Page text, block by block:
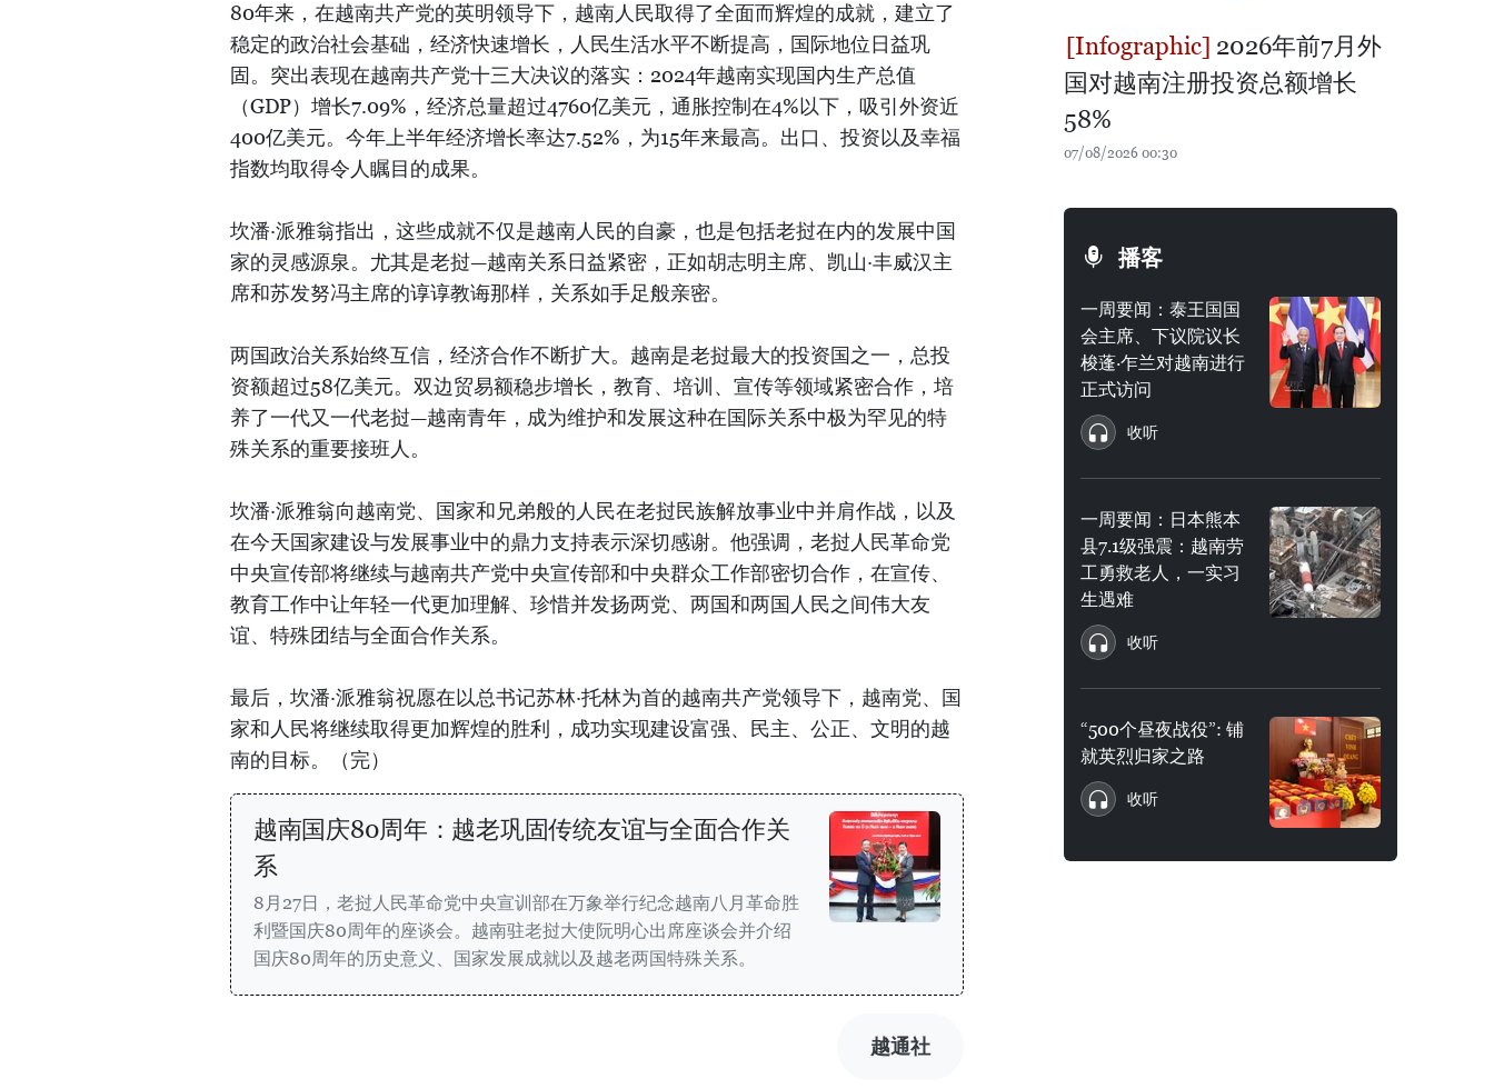
80年来，在越南共产党的英明领导下，越南人民取得了全面而辉煌的成就，建立了
稳定的政治社会基础，经济快速增长，人民生活水平不断提高，国际地位日益巩
固。突出表现在越南共产党十三大决议的落实：2024年越南实现国内生产总值
（GDP）增长7.09%，经济总量超过4760亿美元，通胀控制在4%以下，吸引外资近
400亿美元。今年上半年经济增长率达7.52%，为15年来最高。出口、投资以及幸福
指数均取得令人瞩目的成果。
坎潘·派雅翁指出，这些成就不仅是越南人民的自豪，也是包括老挝在内的发展中国
家的灵感源泉。尤其是老挝—越南关系日益紧密，正如胡志明主席、凯山·丰威汉主
席和苏发努冯主席的谆谆教诲那样，关系如手足般亲密。
两国政治关系始终互信，经济合作不断扩大。越南是老挝最大的投资国之一，总投
资额超过58亿美元。双边贸易额稳步增长，教育、培训、宣传等领域紧密合作，培
养了一代又一代老挝—越南青年，成为维护和发展这种在国际关系中极为罕见的特
殊关系的重要接班人。
坎潘·派雅翁向越南党、国家和兄弟般的人民在老挝民族解放事业中并肩作战，以及
在今天国家建设与发展事业中的鼎力支持表示深切感谢。他强调，老挝人民革命党
中央宣传部将继续与越南共产党中央宣传部和中央群众工作部密切合作，在宣传、
教育工作中让年轻一代更加理解、珍惜并发扬两党、两国和两国人民之间伟大友
谊、特殊团结与全面合作关系。
最后，坎潘·派雅翁祝愿在以总书记苏林·托林为首的越南共产党领导下，越南党、国
家和人民将继续取得更加辉煌的胜利，成功实现建设富强、民主、公正、文明的越
南的目标。（完）
越南国庆80周年：越老巩固传统友谊与全面合作关
系
8月27日，老挝人民革命党中央宣训部在万象举行纪念越南八月革命胜
利暨国庆80周年的座谈会。越南驻老挝大使阮明心出席座谈会并介绍
国庆80周年的历史意义、国家发展成就以及越老两国特殊关系。
越通社
2026年前7月外
国对越南注册投资总额增长
58%
07/08/2026 00:30
播客
一周要闻：泰王国国
会主席、下议院议长
梭蓬·乍兰对越南进行
正式访问
收听
一周要闻：日本熊本
县7.1级强震：越南劳
工勇救老人，一实习
生遇难
收听
“500个昼夜战役”: 铺
就英烈归家之路
收听